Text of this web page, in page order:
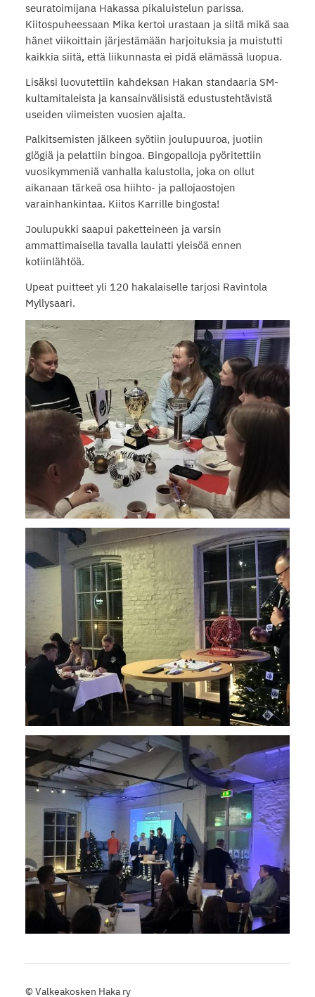
seuratoimijana Hakassa pikaluistelun parissa.
Kiitospuheessaan Mika kertoi urastaan ja siitä mikä saa
hänet viikoittain järjestämään harjoituksia ja muistutti
kaikkia siitä, että liikunnasta ei pidä elämässä luopua.
Lisäksi luovutettiin kahdeksan Hakan standaaria SM-
kultamitaleista ja kansainvälisistä edustustehtävistä
useiden viimeisten vuosien ajalta.
Palkitsemisten jälkeen syötiin joulupuuroa, juotiin
glögiä ja pelattiin bingoa. Bingopalloja pyöritettiin
vuosikymmeniä vanhalla kalustolla, joka on ollut
aikanaan tärkeä osa hiihto- ja pallojaostojen
varainhankintaa. Kiitos Karrille bingosta!
Joulupukki saapui paketteineen ja varsin
ammattimaisella tavalla laulatti yleisöä ennen
kotiinlähtöä.
Upeat puitteet yli 120 hakalaiselle tarjosi Ravintola
Myllysaari.
© Valkeakosken Haka ry